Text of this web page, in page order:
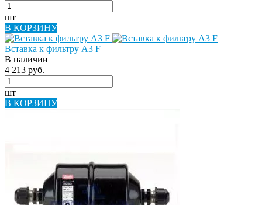
шт
В КОРЗИНУ
Вставка к фильтру A3 F
В наличии
4 213 руб.
шт
В КОРЗИНУ